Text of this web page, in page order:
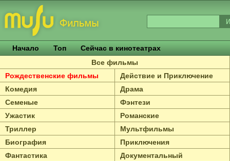
Начало Топ
Сейчас в кинотеатрах
Все фильмы
Рождественские фильмы
Действие и Приключение
Комедия
Драма
Семеные
Фэнтези
Ужастик
Романские
Триллер
Мультфильмы
Биография
Приключения
Фантастика
Документальный